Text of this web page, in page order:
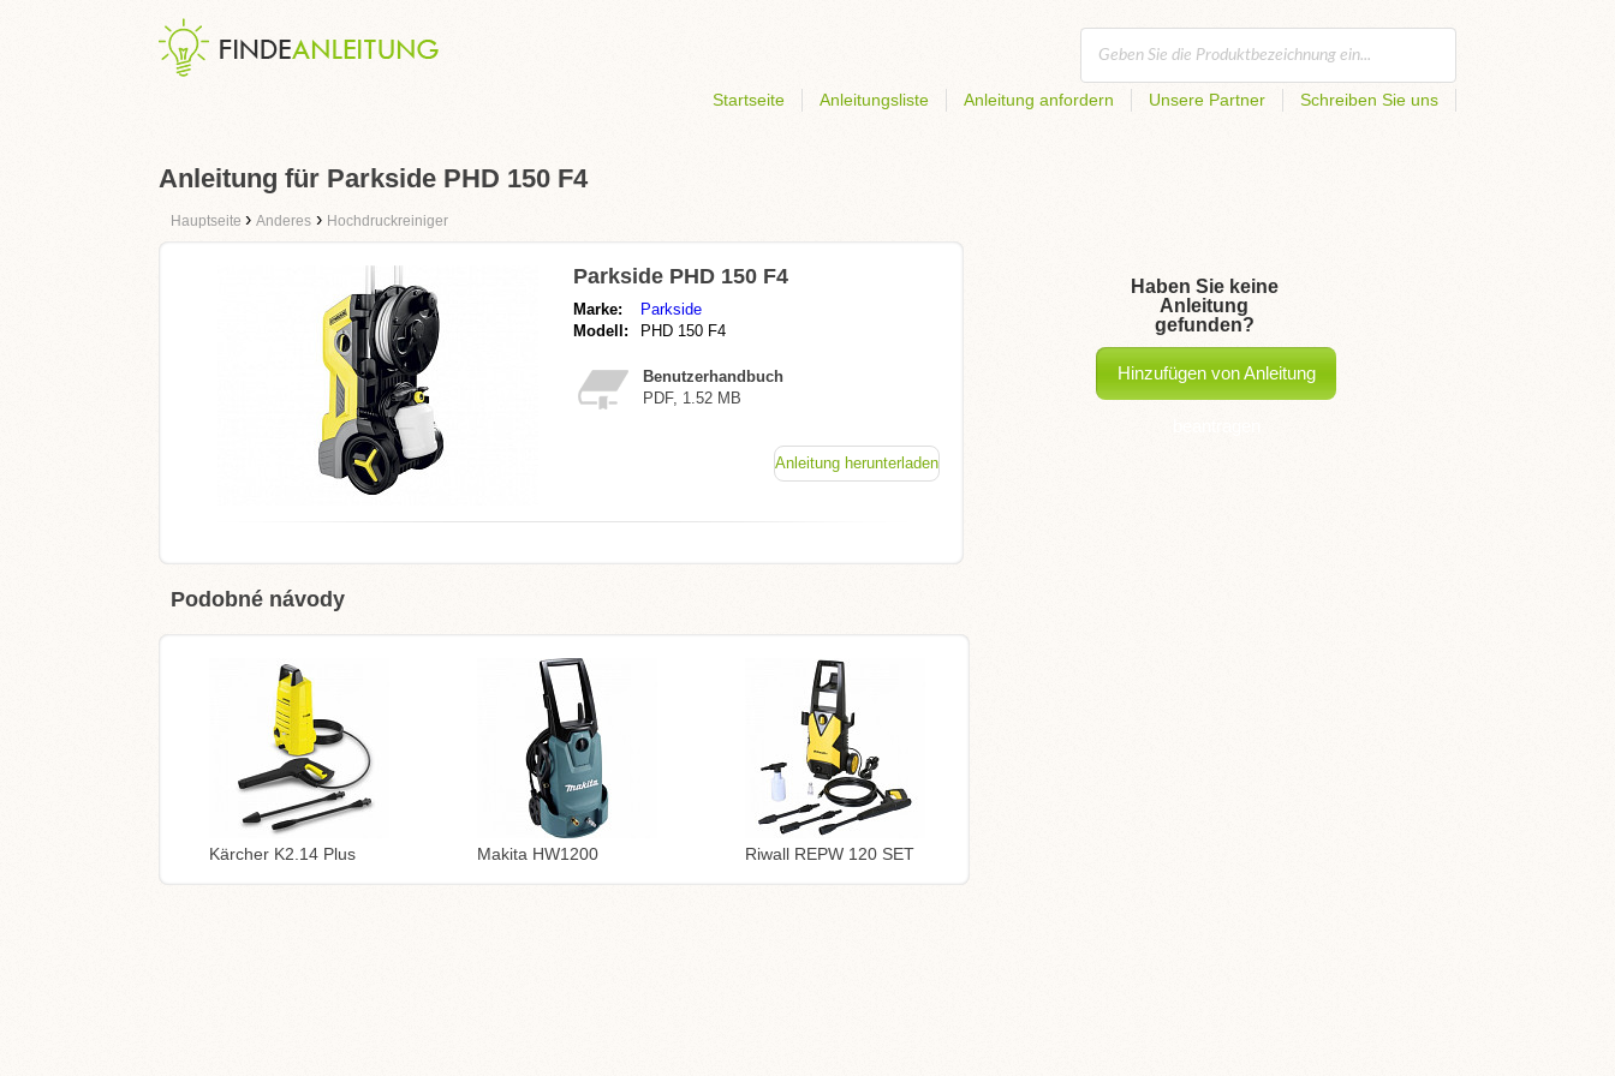
Startseite Anleitungsliste Anleitung anfordern Unsere Partner Schreiben Sie uns
Anleitung für Parkside PHD 150 F4
Hauptseite › Anderes › Hochdruckreiniger
Parkside PHD 150 F4
Marke:
Parkside
Modell:
PHD 150 F4
Benutzerhandbuch
PDF, 1.52 MB
Anleitung herunterladen
Podobné návody
Kärcher K2.14 Plus Makita HW1200 Riwall REPW 120 SET
Haben Sie keine
Anleitung
gefunden?
Hinzufügen von Anleitung